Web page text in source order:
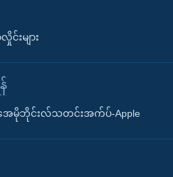
င်းများ
ေမိုဘိုင်းလ်သတင်းအက်ပ်-Apple